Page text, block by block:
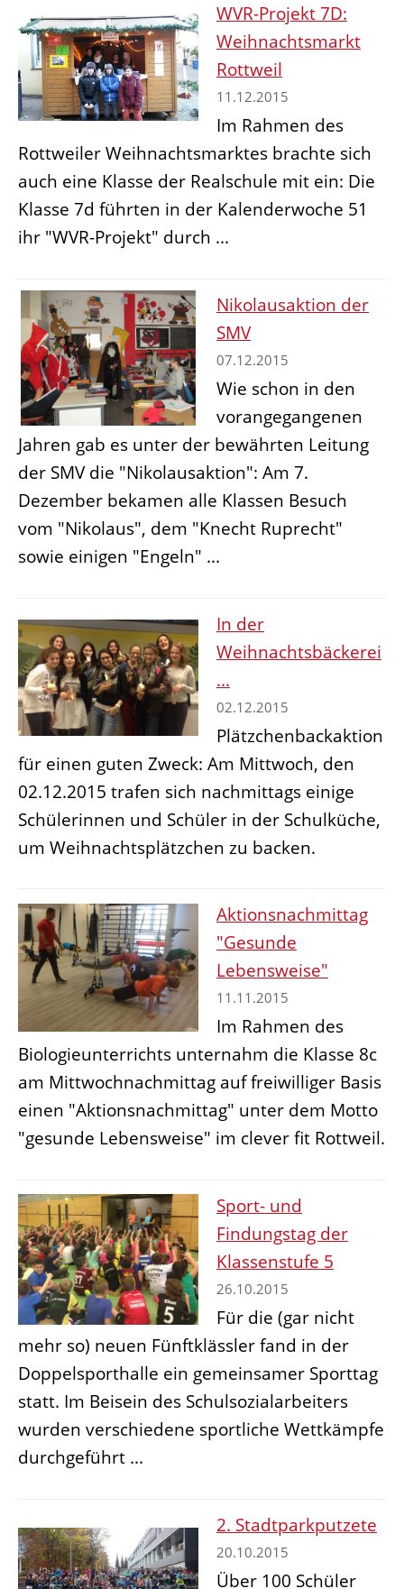
WVR-Projekt 7D:
Weihnachtsmarkt
Rottweil
11.12.2015
Im Rahmen des
Rottweiler Weihnachtsmarktes brachte sich
auch eine Klasse der Realschule mit ein: Die
Klasse 7d führten in der Kalenderwoche 51
ihr "WVR-Projekt" durch ...
Nikolausaktion der
SMV
07.12.2015
Wie schon in den
vorangegangenen
Jahren gab es unter der bewährten Leitung
der SMV die "Nikolausaktion": Am 7.
Dezember bekamen alle Klassen Besuch
vom "Nikolaus", dem "Knecht Ruprecht"
sowie einigen "Engeln" ...
In der
Weihnachtsbäckerei
...
02.12.2015
Plätzchenbackaktion
für einen guten Zweck: Am Mittwoch, den
02.12.2015 trafen sich nachmittags einige
Schülerinnen und Schüler in der Schulküche,
um Weihnachtsplätzchen zu backen.
Aktionsnachmittag
"Gesunde
Lebensweise"
11.11.2015
Im Rahmen des
Biologieunterrichts unternahm die Klasse 8c
am Mittwochnachmittag auf freiwilliger Basis
einen "Aktionsnachmittag" unter dem Motto
"gesunde Lebensweise" im clever fit Rottweil.
Sport- und
Findungstag der
Klassenstufe 5
26.10.2015
Für die (gar nicht
mehr so) neuen Fünftklässler fand in der
Doppelsporthalle ein gemeinsamer Sporttag
statt. Im Beisein des Schulsozialarbeiters
wurden verschiedene sportliche Wettkämpfe
durchgeführt ...
2. Stadtparkputzete
20.10.2015
Über 100 Schüler